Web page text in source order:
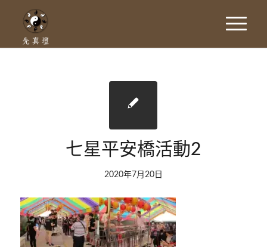
七星平安橋活動2
2020年7月20日